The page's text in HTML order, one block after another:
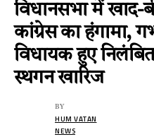
विधानसभा में खाद-
कांग्रेस का हंगामा,
विधायक हुए
स्थगन खारिज
BY
HUM VATAN
NEWS